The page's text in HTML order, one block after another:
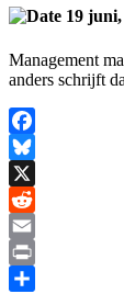
19 juni,
Management
anders schrijft
Facebook
Bluesky
X
Reddit
Email
Print